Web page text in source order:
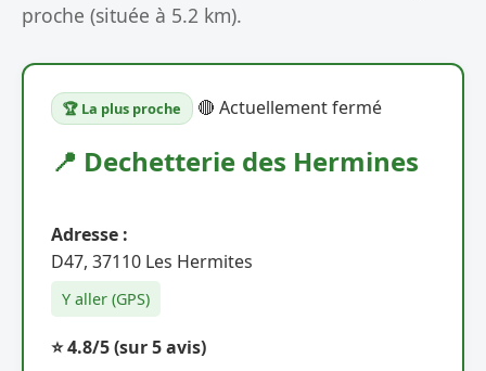
proche (située à 5.2 km).
🏆 La plus proche 🔴 Actuellement fermé
📍 Dechetterie des Hermines
Adresse :
D47, 37110 Les Hermites
Y aller (GPS)
⭐ 4.8/5(sur 5 avis)